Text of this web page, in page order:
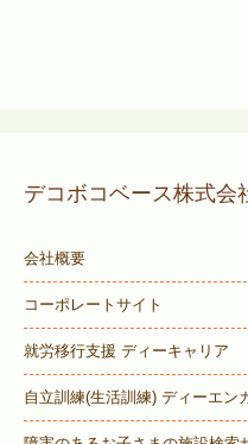
デコボコベース株式会
会社概要
コーポレートサイト
就労移行支援 ディーキャリア
自立訓練(生活訓練) ディーエン